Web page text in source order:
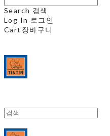
Search 검색
Log In 로그인
Cart 장바구니